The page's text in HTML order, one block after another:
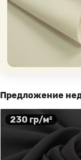
Предложение
230 гр/м²